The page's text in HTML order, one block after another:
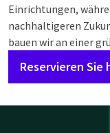
Einrichtungen,
nachhaltigeren
bauen wir an einer
Reservieren Sie